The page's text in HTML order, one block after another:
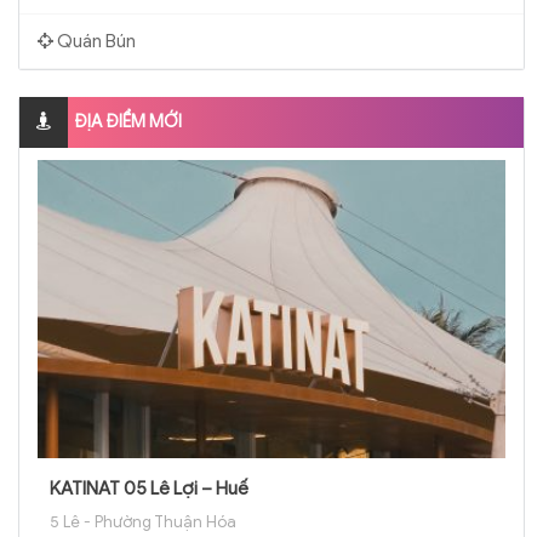
Quán Bún
ĐỊA ĐIỂM MỚI
KATINAT 05 Lê Lợi – Huế
5 Lê - Phường Thuận Hóa